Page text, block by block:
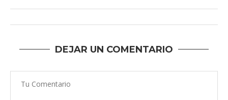
DEJAR UN COMENTARIO